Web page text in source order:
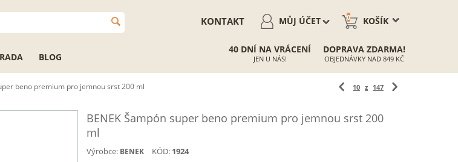
KOŠÍK
0
MŮJ ÚČET
KONTAKT
BLOG
40 DNÍ NA VRÁCENÍ
JEN U NÁS!
DOPRAVA ZDARMA!
OBJEDNÁVKY NAD 849 KČ
beno premium pro jemnou srst 200 ml 10 z 147
BENEK Šampón super beno premium pro jemnou srst 200
ml
Výrobce: BENEK KÓD: 1924